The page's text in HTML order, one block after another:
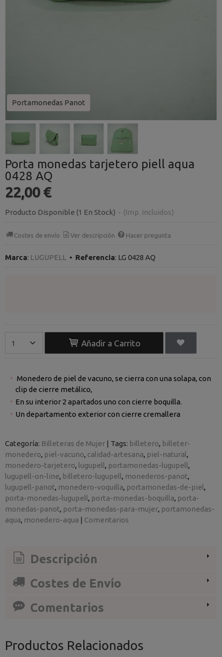
Portamonedas Panot
Porta monedas tarjetero piell aqua
0428 AQ
22,00 €
Producto Disponible (1 En Stock) - (Imp. Incluidos)
Costes de envío Ver descripción Hacer pregunta
Marca: LUGUPELL • Referencia: LG 0428 AQ
Añadir a Carrito
Monedero de piel de vacuno, se cierra con una solapa, con
clip de cierre metálico,
En su interior 2 apartados uno con cierre boquilla.
Un departamento exterior con cierre cremallera
Categoría: Billeteras de Mujer | Tags: billetero billeter-
monedero piel-vacuno calidad-artesana piel-natural
monedero-tarjetero
lugupell
portamonedas-lugupell
lugupell-on-line billetero-lugupell
monederos-panot
lugupell-panot monedero-voquilla portamonedas-de-piel
porta-monedas-lugupell
porta-monedas-boquilla porta-
monedas-panot porta-monedas-para-mujer portamonedas-
aqua monedero-aqua | Comentarios
Descripción
Costes de Envío
Comentarios
Productos Relacionados